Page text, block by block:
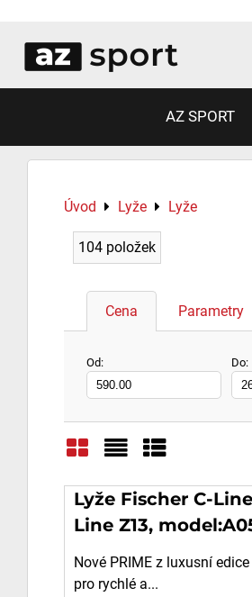
AZ SPORT
Úvod Lyže Lyže
104 položek
Cena Parametry
Od: Do:
MřížkaSeznam
Tabulka
Lyže Fischer C-
Line Z13,
Nové PRIME z luxusní edice
pro rychlé a...